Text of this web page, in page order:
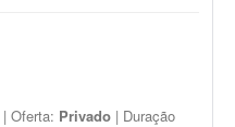
| Oferta: Privado | Duração